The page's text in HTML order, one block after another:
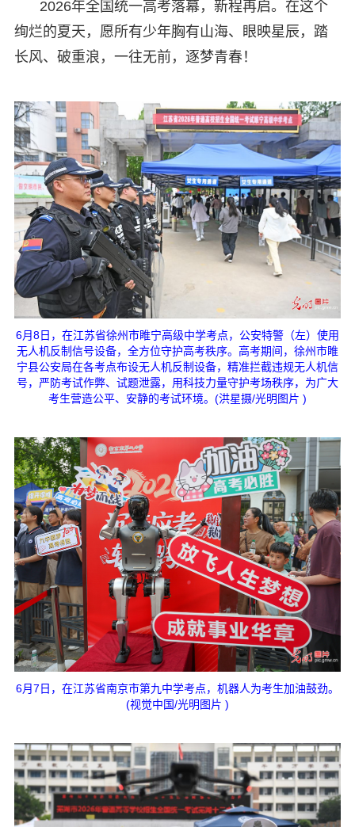
2026年全国统一高考落幕，新程再启。在这个
绚烂的夏天，愿所有少年胸有山海、眼映星辰，踏
长风、破重浪，一往无前，逐梦青春！
6月8日，在江苏省徐州市睢宁高级中学考点，公安特警（左）使用
无人机反制信号设备，全方位守护高考秩序。高考期间，徐州市睢
宁县公安局在各考点布设无人机反制设备，精准拦截违规无人机信
号，严防考试作弊、试题泄露，用科技力量守护考场秩序，为广大
考生营造公平、安静的考试环境。(洪星摄/光明图片 )
6月7日，在江苏省南京市第九中学考点，机器人为考生加油鼓劲。
(视觉中国/光明图片 )